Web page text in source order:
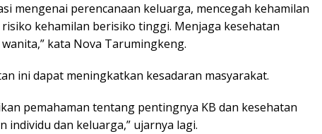
mengenai perencanaan keluarga, mencegah kehamilan
kehamilan berisiko tinggi. Menjaga kesehatan
kata Nova Tarumingkeng.
ini dapat meningkatkan kesadaran masyarakat.
pemahaman tentang pentingnya KB dan kesehatan
individu dan keluarga,” ujarnya lagi.